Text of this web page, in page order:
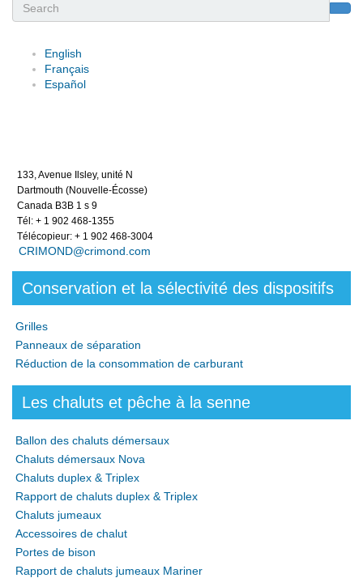
English
Français
Español
133, Avenue Ilsley, unité N
Dartmouth (Nouvelle-Écosse)
Canada B3B 1 s 9
Tél: + 1 902 468-1355
Télécopieur: + 1 902 468-3004
CRIMOND@crimond.com
Conservation et la sélectivité des dispositifs
Grilles
Panneaux de séparation
Réduction de la consommation de carburant
Les chaluts et pêche à la senne
Ballon des chaluts démersaux
Chaluts démersaux Nova
Chaluts duplex & Triplex
Rapport de chaluts duplex & Triplex
Chaluts jumeaux
Accessoires de chalut
Portes de bison
Rapport de chaluts jumeaux Mariner